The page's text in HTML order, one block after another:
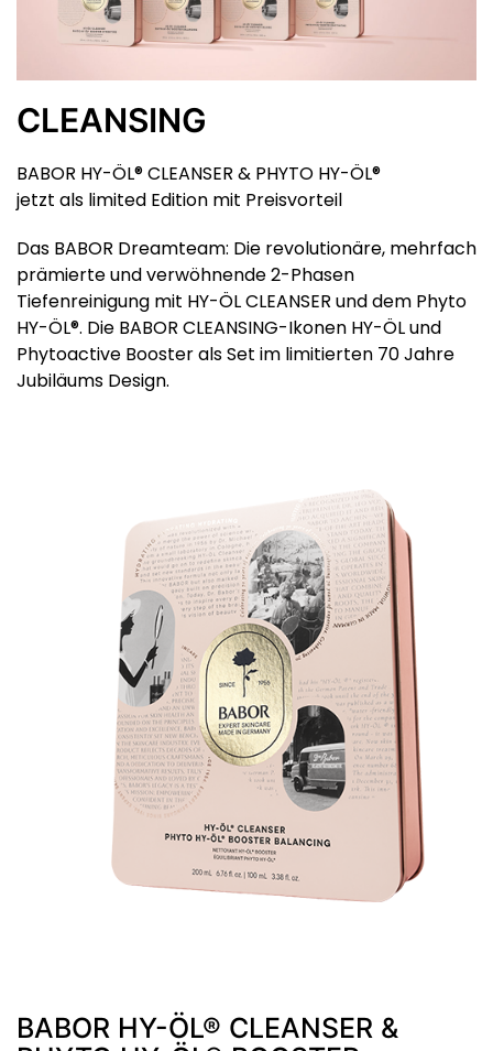
CLEANSING
BABOR HY-ÖL® CLEANSER & PHYTO HY-ÖL®
jetzt als limited Edition mit Preisvorteil
Das BABOR Dreamteam: Die revolutionäre, mehrfach
prämierte und verwöhnende 2-Phasen
Tiefenreinigung mit HY-ÖL CLEANSER und dem Phyto
HY-ÖL®. Die BABOR CLEANSING-Ikonen HY-ÖL und
Phytoactive Booster als Set im limitierten 70 Jahre
Jubiläums Design.
BABOR HY-ÖL® CLEANSER &